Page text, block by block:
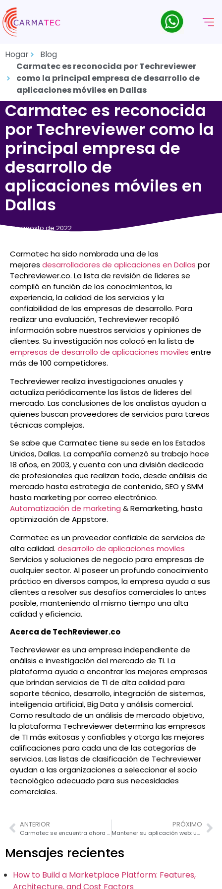
Hogar
Blog
Carmatec es reconocida por Techreviewer
como la principal empresa de desarrollo de
aplicaciones móviles en Dallas
Carmatec es reconocida
por Techreviewer como la
principal empresa de
desarrollo de
aplicaciones móviles en
Dallas
9 de agosto de 2022
Carmatec ha sido nombrada una de las
mejores desarrolladores de aplicaciones en Dallas por
Techreviewer.co. La lista de revisión de líderes se
compiló en función de los conocimientos, la
experiencia, la calidad de los servicios y la
confiabilidad de las empresas de desarrollo. Para
realizar una evaluación, Techreviewer recopiló
información sobre nuestros servicios y opiniones de
clientes. Su investigación nos colocó en la lista de
empresas de desarrollo de aplicaciones moviles entre
más de 100 competidores.
Techreviewer realiza investigaciones anuales y
actualiza periódicamente las listas de líderes del
mercado. Las conclusiones de los analistas ayudan a
quienes buscan proveedores de servicios para tareas
técnicas complejas.
Se sabe que Carmatec tiene su sede en los Estados
Unidos, Dallas. La compañía comenzó su trabajo hace
18 años, en 2003, y cuenta con una división dedicada
de profesionales que realizan todo, desde análisis de
mercado hasta estrategia de contenido, SEO y SMM
hasta marketing por correo electrónico.
Automatización de marketing & Remarketing, hasta
optimización de Appstore.
Carmatec es un proveedor confiable de servicios de
alta calidad. desarrollo de aplicaciones moviles
Servicios y soluciones de negocio para empresas de
cualquier sector. Al poseer un profundo conocimiento
práctico en diversos campos, la empresa ayuda a sus
clientes a resolver sus desafíos comerciales lo antes
posible, manteniendo al mismo tiempo una alta
calidad y eficiencia.
Acerca de TechReviewer.co
Techreviewer es una empresa independiente de
análisis e investigación del mercado de TI. La
plataforma ayuda a encontrar las mejores empresas
que brindan servicios de TI de alta calidad para
soporte técnico, desarrollo, integración de sistemas,
inteligencia artificial, Big Data y análisis comercial.
Como resultado de un análisis de mercado objetivo,
la plataforma Techreviewer determina las empresas
de TI más exitosas y confiables y otorga las mejores
calificaciones para cada una de las categorías de
servicios. Las listas de clasificación de Techreviewer
ayudan a las organizaciones a seleccionar el socio
tecnológico adecuado para sus necesidades
comerciales.
ANTERIOR
Carmatec se encuentra ahora entre las principales empresas de desarrollo de PWA en 2021
PRÓXIMO
Mantener su aplicación web: una lista de verificación imprescindible
Mensajes recientes
How to Build a Marketplace Platform: Features,
Architecture, and Cost Factors